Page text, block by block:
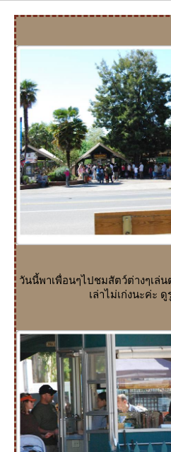
วันนี้พาเพื่อนๆไปชมสัตว์ต่างๆเล่
เล่าไม่เก่งนะค่ะ